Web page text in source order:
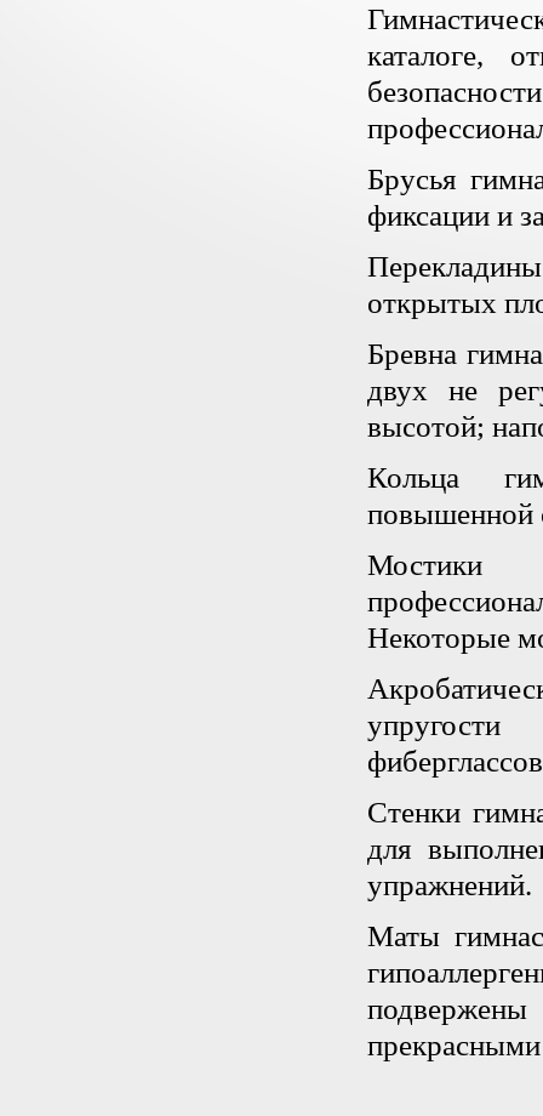
каталоге,
Брусья
фиксации и
открытых
Бревна
двух не
высотой;
Кольца
повышенной
Мостики
Некоторые
Стенки
для
упражнений.
Маты